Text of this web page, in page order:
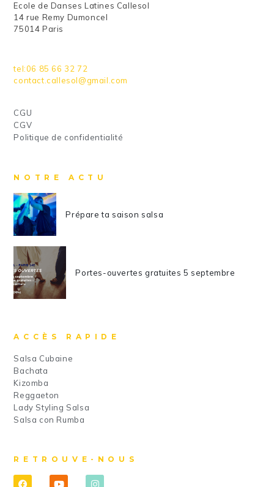
Ecole de Danses Latines Callesol
14 rue Remy Dumoncel
75014 Paris
tel:06 85 66 32 72
contact.callesol@gmail.com
CGU
CGV
Politique de confidentialité
NOTRE ACTU
Prépare ta saison salsa
Portes-ouvertes gratuites 5 septembre
ACCÈS RAPIDE
Salsa Cubaine
Bachata
Kizomba
Reggaeton
Lady Styling Salsa
Salsa con Rumba
RETROUVE-NOUS